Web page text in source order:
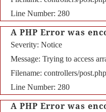
Line Number: 280
A PHP Error was
Severity: Notice
Message: Trying to access
Filename: controllers/post.php
Line Number: 280
A PHP Error was